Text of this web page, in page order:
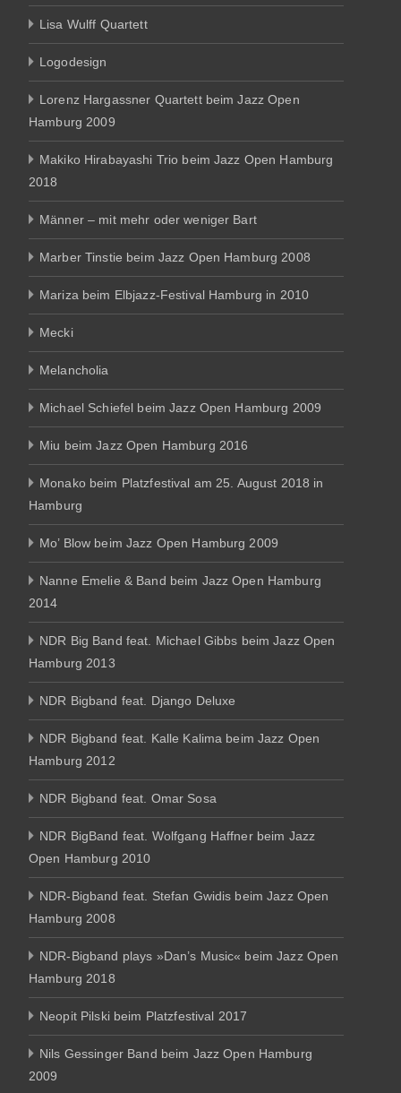
Lisa Wulff Quartett
Logodesign
Lorenz Hargassner Quartett beim Jazz Open
Hamburg 2009
Makiko Hirabayashi Trio beim Jazz Open Hamburg
2018
Männer – mit mehr oder weniger Bart
Marber Tinstie beim Jazz Open Hamburg 2008
Mariza beim Elbjazz-Festival Hamburg in 2010
Mecki
Melancholia
Michael Schiefel beim Jazz Open Hamburg 2009
Miu beim Jazz Open Hamburg 2016
Monako beim Platzfestival am 25. August 2018 in
Hamburg
Mo’ Blow beim Jazz Open Hamburg 2009
Nanne Emelie & Band beim Jazz Open Hamburg
2014
NDR Big Band feat. Michael Gibbs beim Jazz Open
Hamburg 2013
NDR Bigband feat. Django Deluxe
NDR Bigband feat. Kalle Kalima beim Jazz Open
Hamburg 2012
NDR Bigband feat. Omar Sosa
NDR BigBand feat. Wolfgang Haffner beim Jazz
Open Hamburg 2010
NDR-Bigband feat. Stefan Gwidis beim Jazz Open
Hamburg 2008
NDR-Bigband plays »Dan’s Music« beim Jazz Open
Hamburg 2018
Neopit Pilski beim Platzfestival 2017
Nils Gessinger Band beim Jazz Open Hamburg
2009